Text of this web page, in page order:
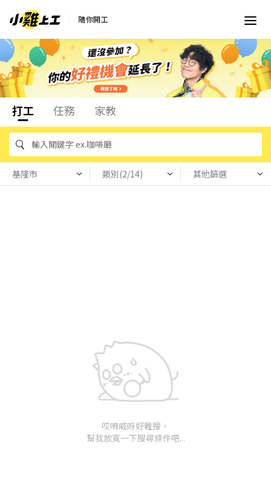
隨你開工
打工 任務 家教
基隆市 類別(2/14) 其他篩選
哎唷威呀好難搜，
幫我放寬一下搜尋條件吧...